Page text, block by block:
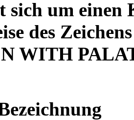
sich um einen
des
WITH